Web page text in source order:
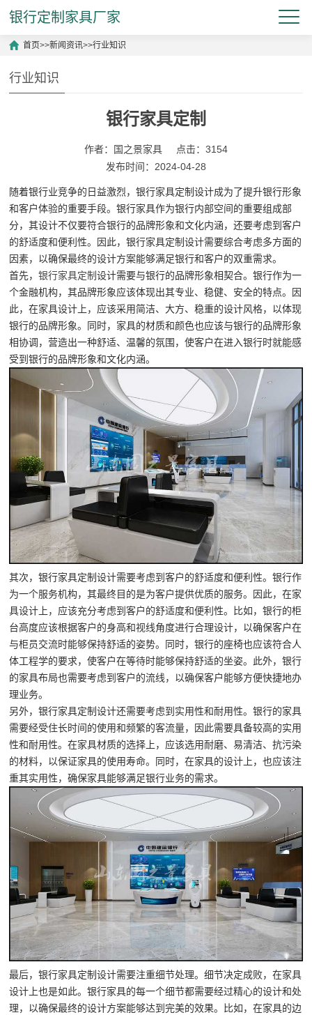
银行定制家具厂家
首页>>新闻资讯>>行业知识
行业知识
银行家具定制
作者：国之景家具
点击：3154
发布时间：2024-04-28
随着银行业竞争的日益激烈，银行家具定制设计成为了提升银行形象
和客户体验的重要手段。银行家具作为银行内部空间的重要组成部
分，其设计不仅要符合银行的品牌形象和文化内涵，还要考虑到客户
的舒适度和便利性。因此，银行家具定制设计需要综合考虑多方面的
因素，以确保最终的设计方案能够满足银行和客户的双重需求。
首先，银行家具定制设计需要与银行的品牌形象相契合。银行作为一
个金融机构，其品牌形象应该体现出其专业、稳健、安全的特点。因
此，在家具设计上，应该采用简洁、大方、稳重的设计风格，以体现
银行的品牌形象。同时，家具的材质和颜色也应该与银行的品牌形象
相协调，营造出一种舒适、温馨的氛围，使客户在进入银行时就能感
受到银行的品牌形象和文化内涵。
其次，银行家具定制设计需要考虑到客户的舒适度和便利性。银行作
为一个服务机构，其最终目的是为客户提供优质的服务。因此，在家
具设计上，应该充分考虑到客户的舒适度和便利性。比如，银行的柜
台高度应该根据客户的身高和视线角度进行合理设计，以确保客户在
与柜员交流时能够保持舒适的姿势。同时，银行的座椅也应该符合人
体工程学的要求，使客户在等待时能够保持舒适的坐姿。此外，银行
的家具布局也需要考虑到客户的流线，以确保客户能够方便快捷地办
理业务。
另外，银行家具定制设计还需要考虑到实用性和耐用性。银行的家具
需要经受住长时间的使用和频繁的客流量，因此需要具备较高的实用
性和耐用性。在家具材质的选择上，应该选用耐磨、易清洁、抗污染
的材料，以保证家具的使用寿命。同时，在家具的设计上，也应该注
重其实用性，确保家具能够满足银行业务的需求。
最后，银行家具定制设计需要注重细节处理。细节决定成败，在家具
设计上也是如此。银行家具的每一个细节都需要经过精心的设计和处
理，以确保最终的设计方案能够达到完美的效果。比如，在家具的边